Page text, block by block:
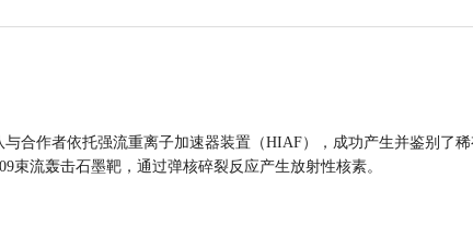
合作者依托强流重离子加速器装置（HIAF），成功产生并鉴别了
束流轰击石墨靶，通过弹核碎裂反应产生放射性核素。